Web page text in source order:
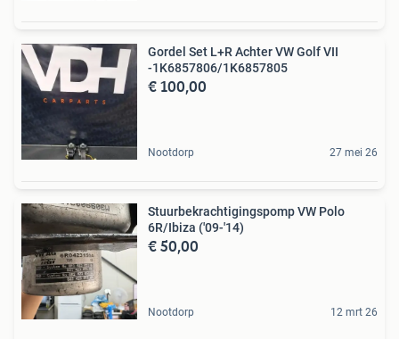
Gordel Set L+R Achter VW Golf VII
-1K6857806/1K6857805
€ 100,00
Nootdorp 27 mei 26
Stuurbekrachtigingspomp VW Polo
6R/Ibiza ('09-'14)
€ 50,00
Nootdorp 12 mrt 26